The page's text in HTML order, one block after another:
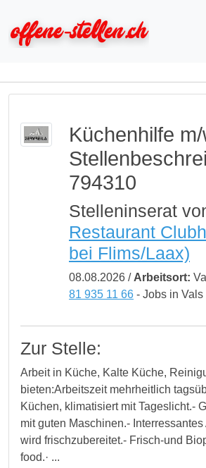
Küchenhilfe
794310
Stelleninserat
Restaurant
bei Flims/Laax)
08.08.2026 / Arbeitsort:
81 935 11 66- Jobs in Vals
Zur Stelle:
Arbeit in Küche, Kalte Küche,
bieten:Arbeitszeit mehrheitlich
Küchen, klimatisiert mit Tageslicht.-
mit guten Maschinen.-
wird frischzubereitet.- Frisch-und
food.· ...